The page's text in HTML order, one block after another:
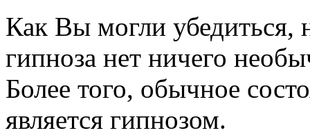
Как Вы могли убедиться,
гипноза нет ничего
Более того, обычное
является гипнозом.